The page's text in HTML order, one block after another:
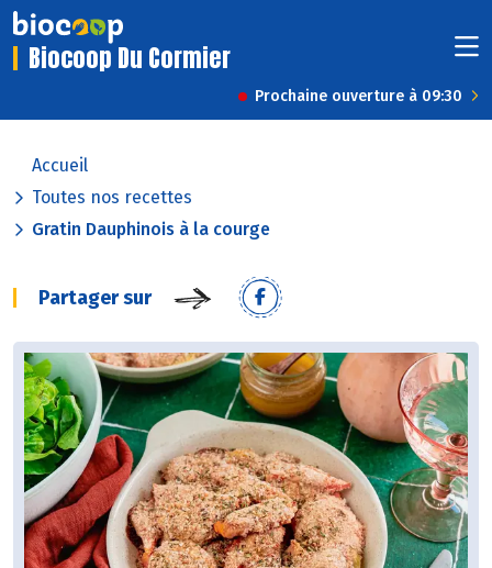
Biocoop Du Cormier
Prochaine ouverture à 09:30
Accueil
Toutes nos recettes
Gratin Dauphinois à la courge
Partager sur